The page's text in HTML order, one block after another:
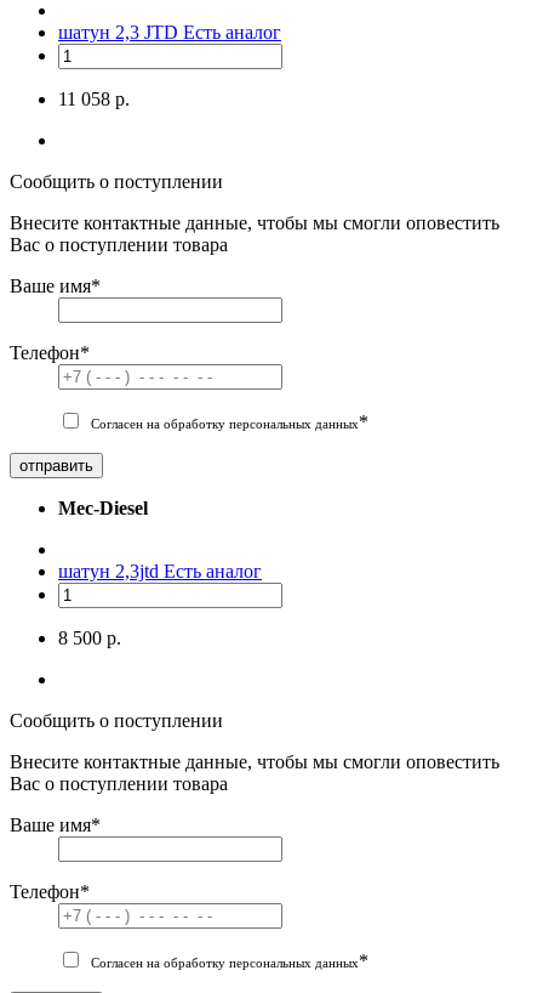
шатун 2,3 JTD Есть аналог
11 058 р.
Сообщить о поступлении
Внесите контактные данные, чтобы мы смогли оповестить
Вас о поступлении товара
Ваше имя*
Телефон*
Согласен на обработку персональных данных*
отправить
Mec-Diesel
шатун 2,3jtd Есть аналог
8 500 р.
Сообщить о поступлении
Внесите контактные данные, чтобы мы смогли оповестить
Вас о поступлении товара
Ваше имя*
Телефон*
Согласен на обработку персональных данных*